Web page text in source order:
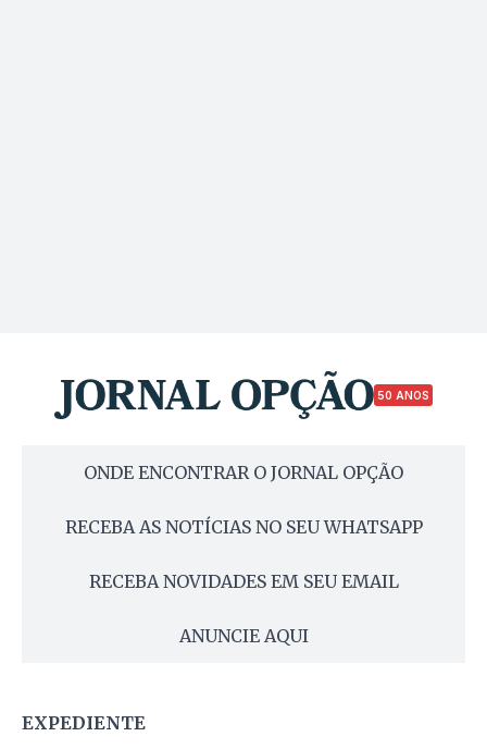
50 ANOS
ONDE ENCONTRAR O JORNAL OPÇÃO
RECEBA AS NOTÍCIAS NO SEU WHATSAPP
RECEBA NOVIDADES EM SEU EMAIL
ANUNCIE AQUI
EXPEDIENTE